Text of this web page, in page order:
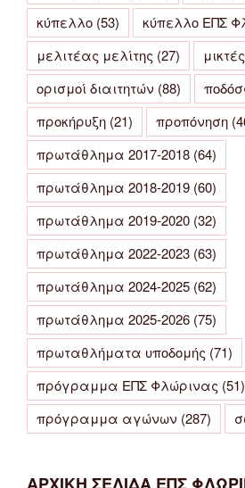
κύπελλο (53) κύπελλο ΕΠΣ
μελιτέας μελίτης (27) μικτές
ορισμοί διαιτητών (88)
προκήρυξη (21) προπόνηση
πρωτάθλημα 2017-2018 (64)
πρωτάθλημα 2018-2019 (60)
πρωτάθλημα 2019-2020 (32)
πρωτάθλημα 2022-2023 (63)
πρωτάθλημα 2024-2025 (62)
πρωτάθλημα 2025-2026 (75)
πρωταθλήματα υποδομής (71)
πρόγραμμα ΕΠΣ Φλώρινας (51)
πρόγραμμα αγώνων (287)